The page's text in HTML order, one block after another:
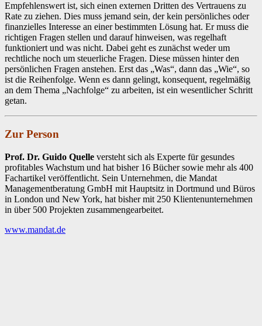
Empfehlenswert ist, sich einen externen Dritten des Vertrauens zu
Rate zu ziehen. Dies muss jemand sein, der kein persönliches oder
finanzielles Interesse an einer bestimmten Lösung hat. Er muss die
richtigen Fragen stellen und darauf hinweisen, was regelhaft
funktioniert und was nicht. Dabei geht es zunächst weder um
rechtliche noch um steuerliche Fragen. Diese müssen hinter den
persönlichen Fragen anstehen. Erst das „Was“, dann das „Wie“, so
ist die Reihenfolge. Wenn es dann gelingt, konsequent, regelmäßig
an dem Thema „Nachfolge“ zu arbeiten, ist ein wesentlicher Schritt
getan.
Zur Person
Prof. Dr. Guido Quelle versteht sich als Experte für gesundes
profitables Wachstum und hat bisher 16 Bücher sowie mehr als 400
Fachartikel veröffentlicht. Sein Unternehmen, die Mandat
Managementberatung GmbH mit Hauptsitz in Dortmund und Büros
in London und New York, hat bisher mit 250 Klientenunternehmen
in über 500 Projekten zusammengearbeitet.
www.mandat.de